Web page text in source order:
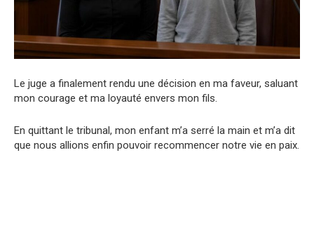
Le juge a finalement rendu une décision en ma faveur, saluant
mon courage et ma loyauté envers mon fils.
En quittant le tribunal, mon enfant m’a serré la main et m’a dit
que nous allions enfin pouvoir recommencer notre vie en paix.